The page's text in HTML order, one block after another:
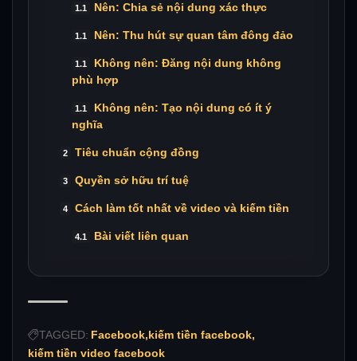
Nên: Chia sẻ nội dung xác thực
Nên: Thu hút sự quan tâm đông đảo
Không nên: Đăng nội dung không
phù hợp
Không nên: Tạo nội dung có ít ý
nghĩa
Tiêu chuẩn cộng đồng
Quyền sở hữu trí tuệ
Cách làm tốt nhất về video và kiếm tiền
Bài viết liên quan
TAGGED: Facebook kiếm tiền facebook
kiếm tiền video facebook